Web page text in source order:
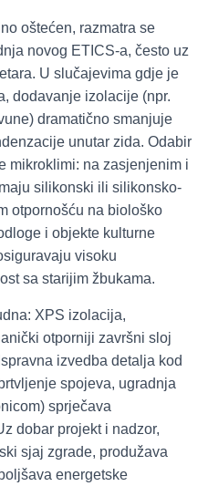
oštećen, razmatra se
novog ETICS-a, često uz
U slučajevima gdje je
dodavanje izolacije (npr.
dramatično smanjuje
unutar zida. Odabir
mikroklimi: na zasjenjenim i
silikonski ili silikonsko-
otpornošću na biološko
i objekte kulturne
visoku
sa starijim žbukama.
XPS izolacija,
otporniji završni sloj
izvedba detalja kod
spojeva, ugradnja
sprječava
dobar projekt i nadzor,
sjaj zgrade, produžava
energetske